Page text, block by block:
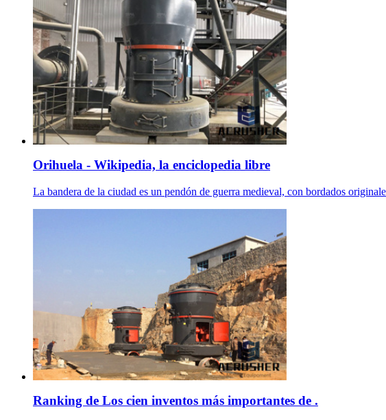
Orihuela - Wikipedia, la enciclopedia libre
La bandera de la ciudad es un pendón de guerra medieval, con bordados
Ranking de Los cien inventos más importantes de .